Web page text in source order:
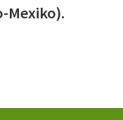
Mexiko).